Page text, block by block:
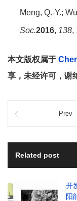
Meng, Q.-Y.;
Soc.2016, 138,
本文版权属于
享，未经许可，谢
Prev
Related post
开
阳